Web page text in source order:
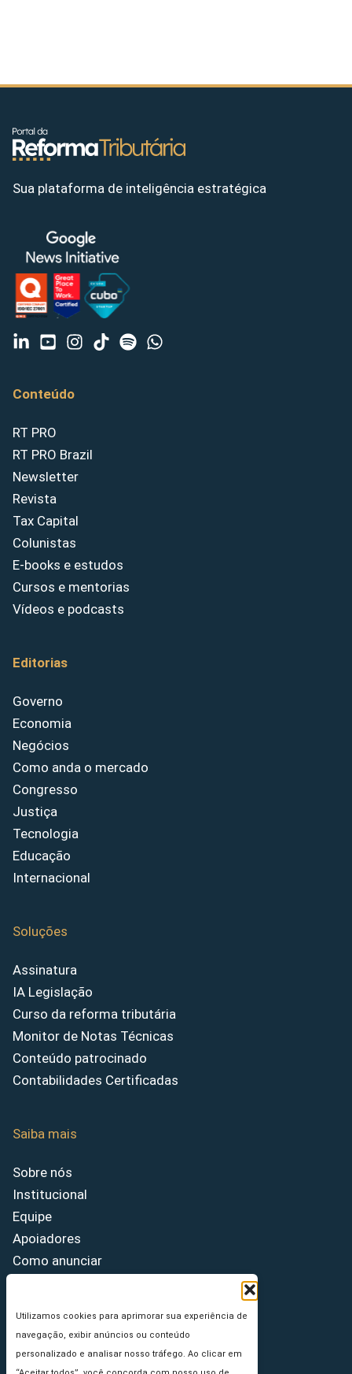
Utilizamos cookies para aprimorar sua experiência de
navegação, exibir anúncios ou conteúdo
personalizado e analisar nosso tráfego. Ao clicar em
Sua plataforma de inteligência estratégica
Conteúdo
RT PRO
RT PRO Brazil
Newsletter
Revista
Tax Capital
Colunistas
E-books e estudos
Cursos e mentorias
Vídeos e podcasts
Editorias
Governo
Economia
Negócios
Como anda o mercado
Congresso
Justiça
Tecnologia
Educação
Internacional
Soluções
Assinatura
IA Legislação
Curso da reforma tributária
Monitor de Notas Técnicas
Conteúdo patrocinado
Contabilidades Certificadas
Saiba mais
Sobre nós
Institucional
Equipe
Apoiadores
Como anunciar
Princípios Editoriais